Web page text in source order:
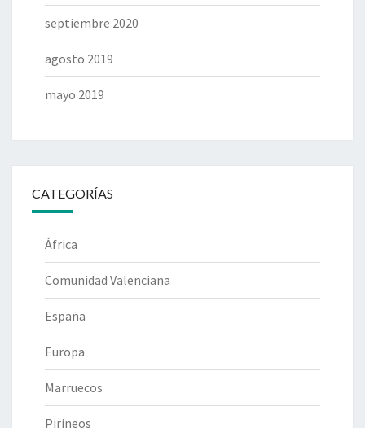
septiembre 2020
agosto 2019
mayo 2019
CATEGORÍAS
África
Comunidad Valenciana
España
Europa
Marruecos
Pirineos